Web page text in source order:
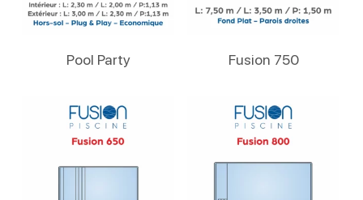
Pool Party Fusion 750